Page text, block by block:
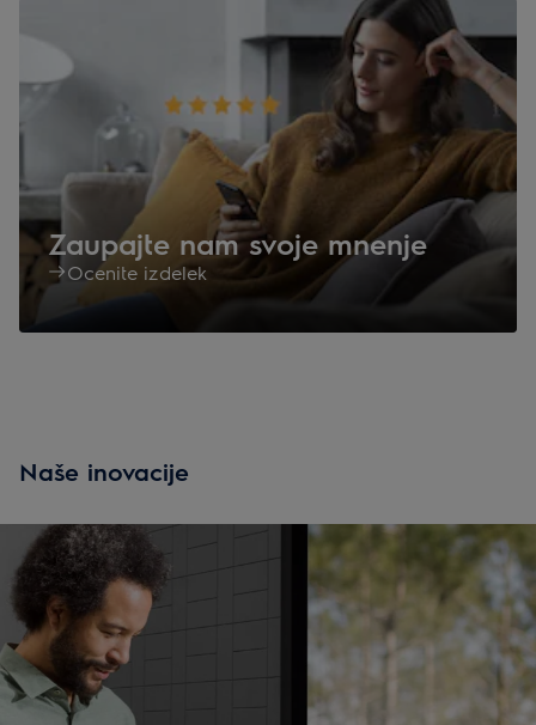
Zaupajte nam svoje mnenje
Ocenite izdelek
Naše inovacije